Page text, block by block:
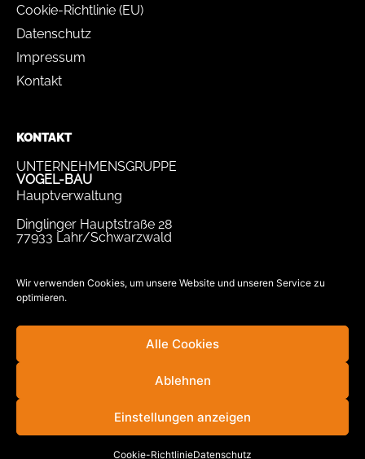
Wir verwenden Cookies, um unsere Website und unseren Service zu
optimieren.
Alle Cookies
Ablehnen
Einstellungen anzeigen
Cookie-RichtlinieDatenschutz
Cookie-Richtlinie (EU)
Datenschutz
Impressum
Kontakt
KONTAKT
UNTERNEHMENSGRUPPE
VOGEL-BAU
Hauptverwaltung
Dinglinger Hauptstraße 28
77933 Lahr/Schwarzwald
bewerbung@vogel-bau.de
info@vogel-bau.de
© Unternehmensgruppe VOGEL-BAU